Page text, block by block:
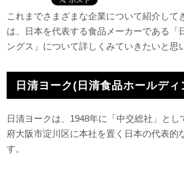
これまでさまざまな企業について紹介して
は、日本を代表する食品メーカーである「
ングス」について詳しくみていきたいと思
日清ヨーク(日清食品ホールデ
日清ヨークは、1948年に「中交総社」とし
府大阪市淀川区に本社を置く日本の代表的
す。